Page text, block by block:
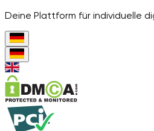
Deine Plattform für individuelle